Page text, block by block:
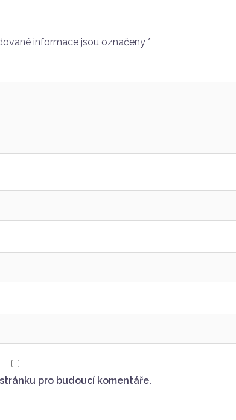
informace jsou označeny *
pro budoucí komentáře.